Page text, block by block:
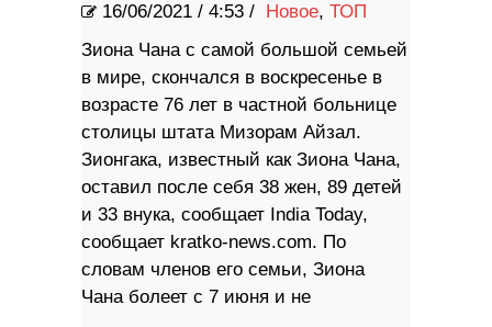
16/06/2021 / 4:53 / Новое, ТОП
Зиона Чана с самой большой семьей
в мире, скончался в воскресенье в
возрасте 76 лет в частной больнице
столицы штата Мизорам Айзал.
Зионгака, известный как Зиона Чана,
оставил после себя 38 жен, 89 детей
и 33 внука, сообщает India Today,
сообщает kratko-news.com. По
словам членов его семьи, Зиона
Чана болеет с 7 июня и не